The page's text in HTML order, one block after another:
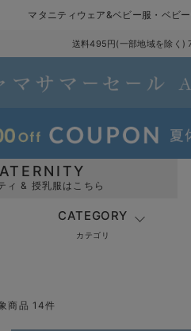
マタニティウェア&ベビー服・ベビ
送料495円(一部地域を除く)
ィ & 授乳服はこちら
CATEGORY
カテゴリ
商品 14件